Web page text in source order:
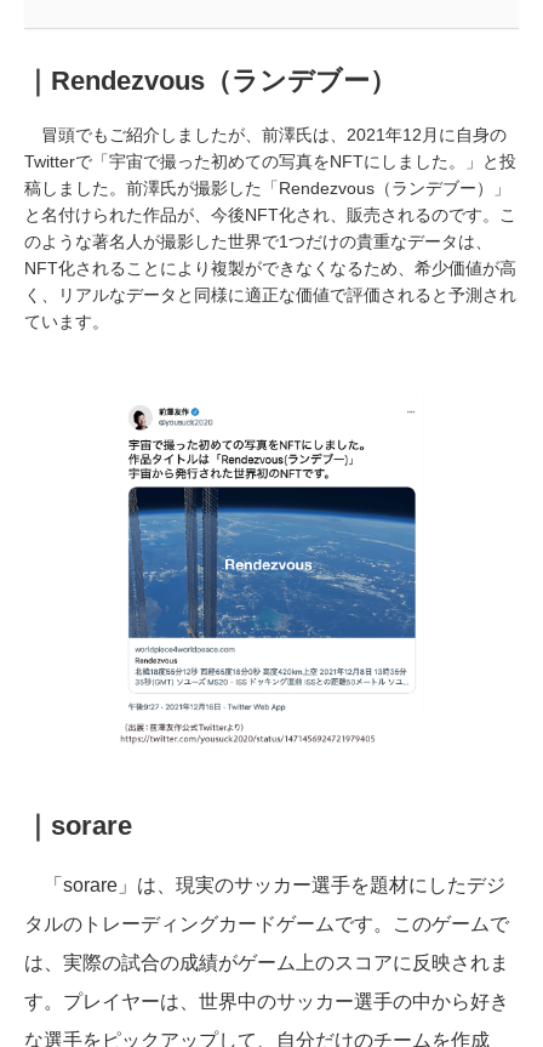
｜Rendezvous（ランデブー）
冒頭でもご紹介しましたが、前澤氏は、2021年12月に自身の
Twitterで「宇宙で撮った初めての写真をNFTにしました。」と投
稿しました。前澤氏が撮影した「Rendezvous（ランデブー）」
と名付けられた作品が、今後NFT化され、販売されるのです。こ
のような著名人が撮影した世界で1つだけの貴重なデータは、
NFT化されることにより複製ができなくなるため、希少価値が高
く、リアルなデータと同様に適正な価値で評価されると予測され
ています。
｜sorare
「sorare」は、現実のサッカー選手を題材にしたデジ
タルのトレーディングカードゲームです。このゲームで
は、実際の試合の成績がゲーム上のスコアに反映されま
す。プレイヤーは、世界中のサッカー選手の中から好き
な選手をピックアップして、自分だけのチームを作成